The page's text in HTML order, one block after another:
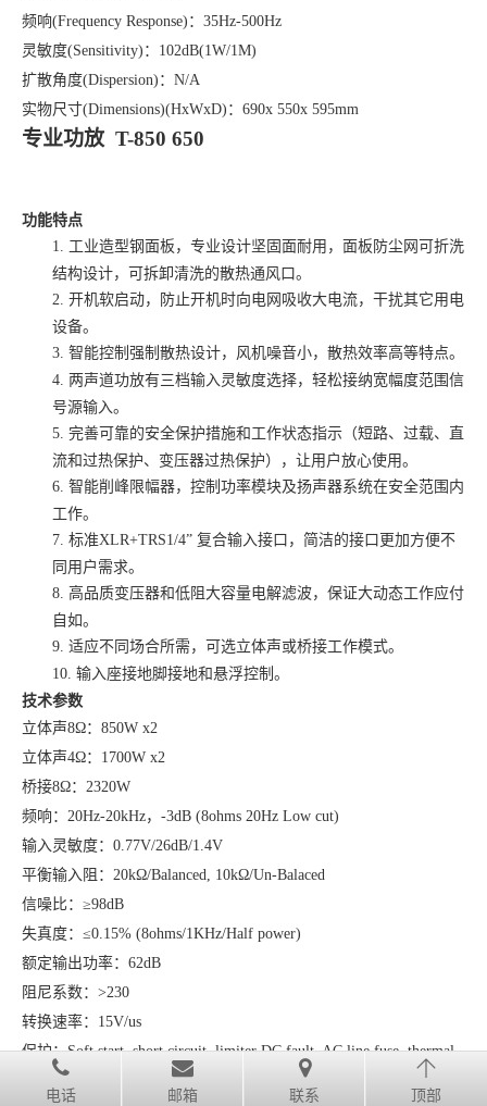
频响(Frequency Response)：35Hz-500Hz
灵敏度(Sensitivity)：102dB(1W/1M)
扩散角度(Dispersion)：N/A
实物尺寸(Dimensions)(HxWxD)：690x 550x 595mm
专业功放 T-850 650
功能特点
1. 工业造型钢面板，专业设计坚固面耐用，面板防尘网可折洗
结构设计，可拆卸清洗的散热通风口。
2. 开机软启动，防止开机时向电网吸收大电流，干扰其它用电
设备。
3. 智能控制强制散热设计，风机噪音小，散热效率高等特点。
4. 两声道功放有三档输入灵敏度选择，轻松接纳宽幅度范围信
号源输入。
5. 完善可靠的安全保护措施和工作状态指示（短路、过载、直
流和过热保护、变压器过热保护），让用户放心使用。
6. 智能削峰限幅器，控制功率模块及扬声器系统在安全范围内
工作。
7. 标准XLR+TRS1/4” 复合输入接口，简洁的接口更加方便不
同用户需求。
8. 高品质变压器和低阻大容量电解滤波，保证大动态工作应付
自如。
9. 适应不同场合所需，可选立体声或桥接工作模式。
10. 输入座接地脚接地和悬浮控制。
技术参数
立体声8Ω： 850W x2
立体声4Ω： 1700W x2
桥接8Ω： 2320W
频响： 20Hz-20kHz， -3dB (8ohms 20Hz Low cut)
输入灵敏度： 0.77V/26dB/1.4V
平衡输入阻： 20kΩ/Balanced, 10kΩ/Un-Balaced
信噪比： ≥98dB
失真度： ≤0.15% (8ohms/1KHz/Half power)
额定输出功率： 62dB
阻尼系数： >230
转换速率： 15V/us
保护：Soft start, short circuit, limiter DC fault, AC line fuse, thermal
电话 邮箱 联系 顶部